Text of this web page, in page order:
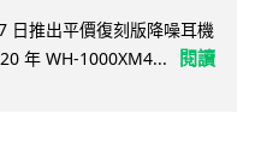
日推出平價復刻版降噪耳機
年 WH-1000XM4...
閱讀